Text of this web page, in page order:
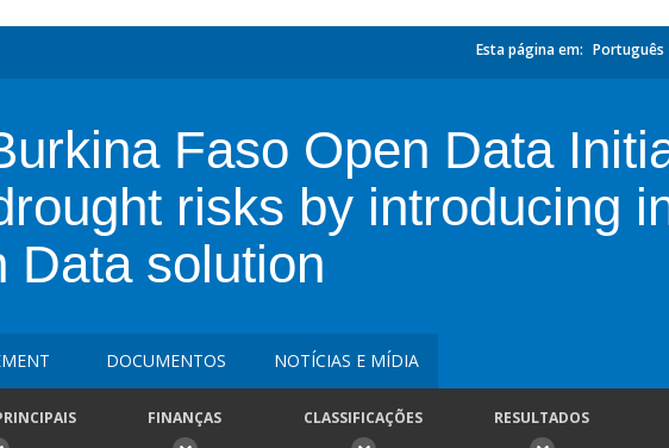
Esta página em: Português
Faso Open Data
risks by introducing
Data solution
DOCUMENTOS NOTÍCIAS E MÍDIA
FINANÇAS CLASSIFICAÇÕES RESULTADOS